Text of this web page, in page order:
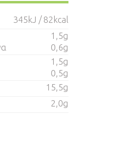
345kJ / 82kcal
1,5g
0,6g
1,5g
0,5g
15,5g
2,0g